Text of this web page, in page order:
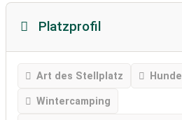
Platzprofil
Art des Stellplatz Hunde
Wintercamping